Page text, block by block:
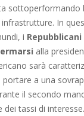
sottoperformando
In
i
alla
sarà
a una
il secondo
tassi di